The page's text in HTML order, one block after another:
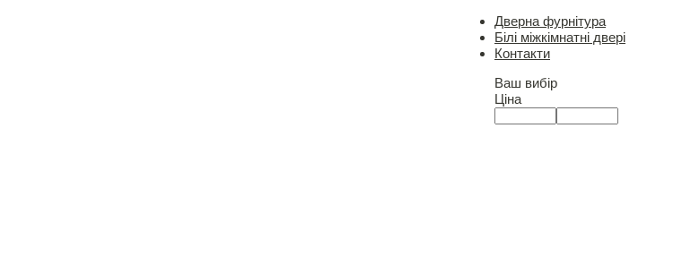
Дверна фурнітура
Білі міжкімнатні двері
Контакти
Ваш вибір
Ціна